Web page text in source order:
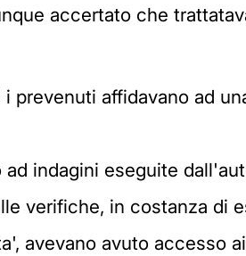
accertato che
prevenuti affidavano ad
indagini eseguite
verifiche, in costanza
avevano avuto accesso